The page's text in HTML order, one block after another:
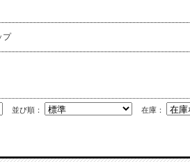
プ
並び順： 在庫：